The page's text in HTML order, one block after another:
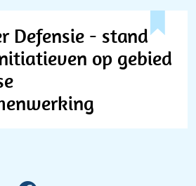
Defensie - stand
op gebied